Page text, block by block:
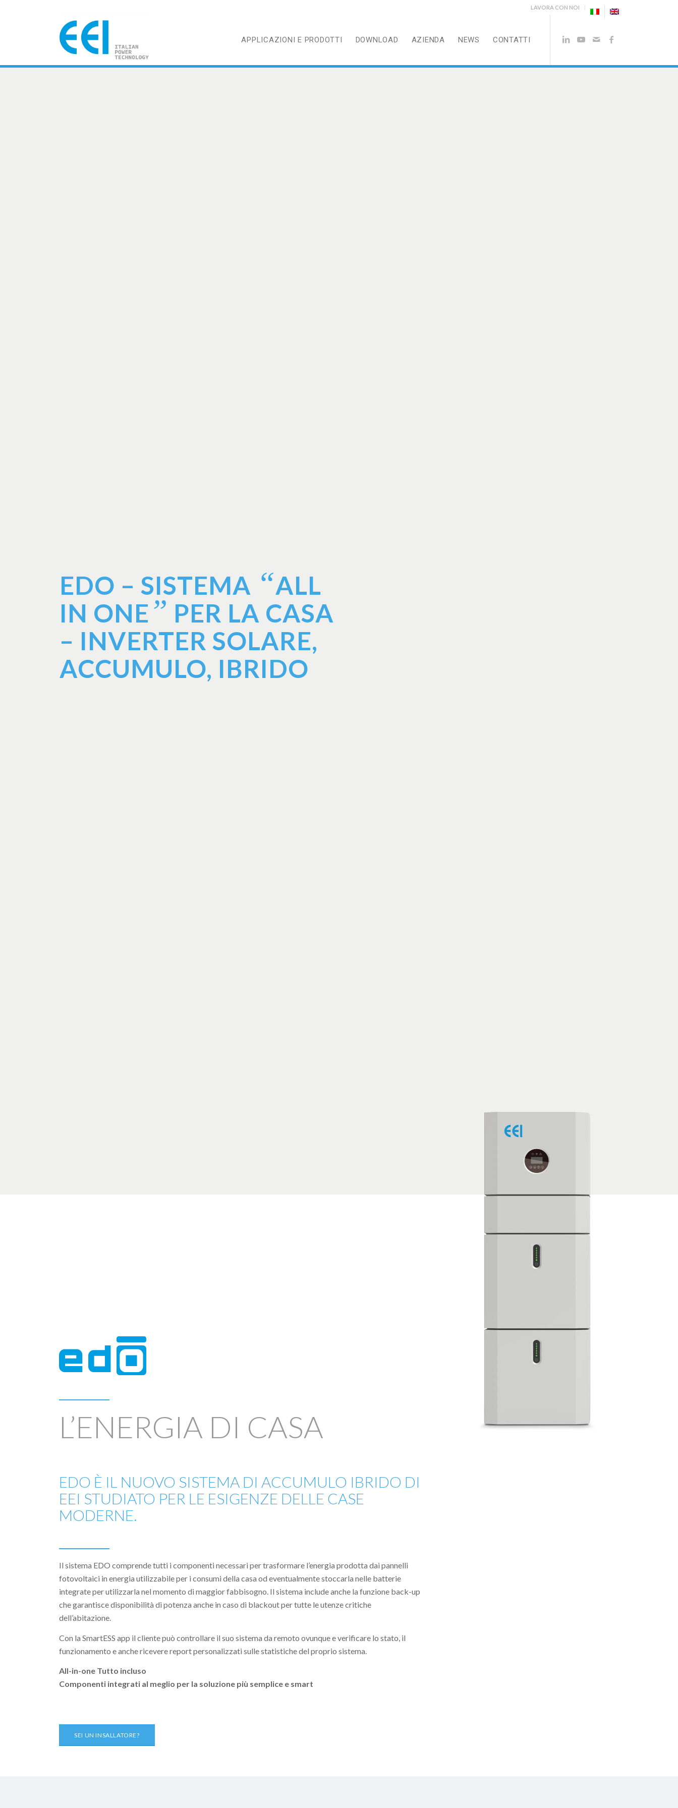
LAVORA CON NOI
APPLICAZIONI E PRODOTTI DOWNLOAD AZIENDA NEWS CONTATTI
SISTEMA ALL IN ONE
EDO – SISTEMA “ALL
IN ONE ” PER LA CASA
– INVERTER SOLARE,
ACCUMULO, IBRIDO
L’ENERGIA DI CASA
EDO È IL NUOVO SISTEMA DI ACCUMULO IBRIDO DI
EEI STUDIATO PER LE ESIGENZE DELLE CASE
MODERNE.
Il sistema EDO comprende tutti i componenti necessari per trasformare l’energia prodotta dai pannelli
fotovoltaici in energia utilizzabile per i consumi della casa od eventualmente stoccarla nelle batterie
integrate per utilizzarla nel momento di maggior fabbisogno. Il sistema include anche la funzione back-up
che garantisce disponibilità di potenza anche in caso di blackout per tutte le utenze critiche
dell’abitazione.
Con la SmartESS app il cliente può controllare il suo sistema da remoto ovunque e verificare lo stato, il
funzionamento e anche ricevere report personalizzati sulle statistiche del proprio sistema.
All-in-one Tutto incluso
Componenti integrati al meglio per la soluzione più semplice e smart
SEI UN INSALLATORE?